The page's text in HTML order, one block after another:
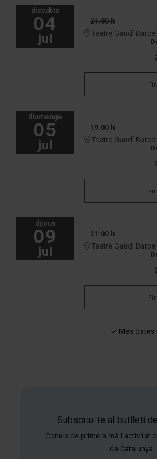
dissabte
04
jul
21:00 h
Teatre Gaudí
diumenge
05
jul
19:00 h
Teatre Gaudí
dijous
09
jul
21:00 h
Teatre Gaudí
Més dates
Subscriu-te al butlletí
Coneix de primera mà l'activitat
de Catalunya.